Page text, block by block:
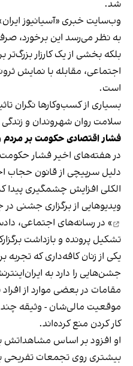
شد.
وب‌سایت خبری «آسیانیوز
به نظر می‌رسد این برخورد،
بلکه بخشی از یک کارزار
اجتماعی، مقابله با نمایش
است.
بسیاری از کسب‌وکارها نگران
سلامت روان شهروندان و
فشار اقتصادی حکومت بر مردم
در هفته‌های اخیر فشار
دلیل سرپیچی از قانون حجاب
الکلی افزایش چشمگیری پیدا
ویدیوهایی از برگزاری جشنی
» در رسانه‌های اجتماعی،
تشکیل پرونده و بازداشت
یکی از زنان کافه‌داری که
جشن‌هایی را دارد به
مقامات در بعضی موارد از
موقعیت مالی‌شان - وثیقه چند
کار کردن منع کرده‌اند.
او افزود بر اساس مشاهداتش
بیشتری روی تجمعات تفریحی